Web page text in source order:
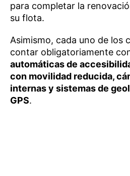
para completar la
su flota.
Asimismo, cada uno de los
contar obligatoriamente
automáticas de
con movilidad reducida,
internas y sistemas de
GPS.